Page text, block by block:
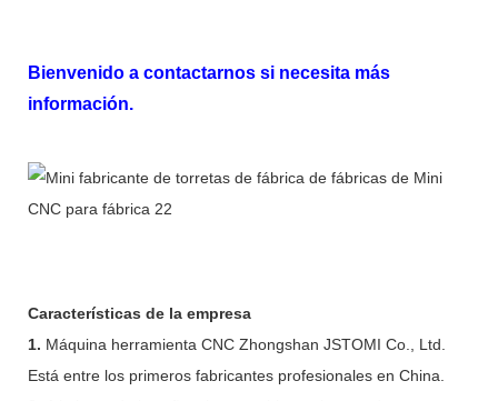
Bienvenido a contactarnos si necesita más
información.
Características de la empresa
1. Máquina herramienta CNC Zhongshan JSTOMI Co., Ltd.
Está entre los primeros fabricantes profesionales en China.